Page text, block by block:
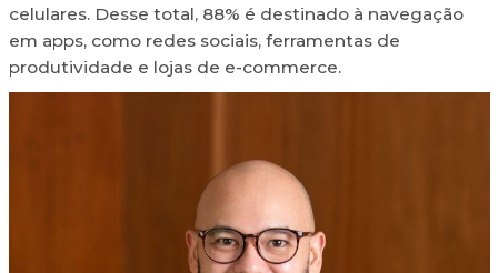
celulares. Desse total, 88% é destinado à navegação
em apps, como redes sociais, ferramentas de
produtividade e lojas de e-commerce.